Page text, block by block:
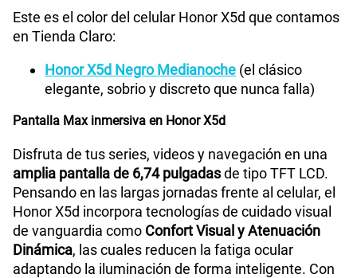
Bluetooth
Cámara de fotos Principal 50M+0.08M
Radio FM Si
Capacidad Memoria Externa
Este es el color del celular Honor X5d que contamos
en Tienda Claro:
Honor X5d Negro Medianoche (el clásico
elegante, sobrio y discreto que nunca falla)
Pantalla Max inmersiva en Honor X5d
Disfruta de tus series, videos y navegación en una
amplia pantalla de 6,74 pulgadasde tipo TFT LCD.
Pensando en las largas jornadas frente al celular, el
Honor X5d incorpora tecnologías de cuidado visual
de vanguardia como Confort Visual y Atenuación
Dinámica, las cuales reducen la fatiga ocular
adaptando la iluminación de forma inteligente. Con